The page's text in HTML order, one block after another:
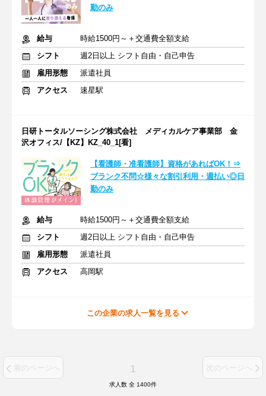
勤のみ
給与
時給1500円～＋交通費全額支給
シフト
週2日以上 シフト自由・自己申告
雇用形態
派遣社員
アクセス
速星駅
日研トータルソーシング株式会社 メディカルケア事業部 金
沢オフィス/【KZ】KZ_40_1[看]
【看護師・准看護師】資格があればOK！⇒
ブランク不問☆様々な割引利用・週払い◎日
勤のみ
給与
時給1500円～＋交通費全額支給
シフト
週2日以上 シフト自由・自己申告
雇用形態
派遣社員
アクセス
高岡駅
この企業の求人一覧を見る
前のページへ 1 次のページへ
求人数 全 1400件